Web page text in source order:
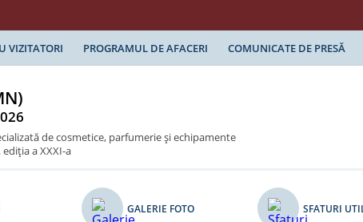
VIZITATORI PROGRAMUL DE AFACERI COMUNICATE DE PRESĂ
de cosmetice, parfumerie şi echipamente
a XXXI-a
GALERIE FOTO SFATURI